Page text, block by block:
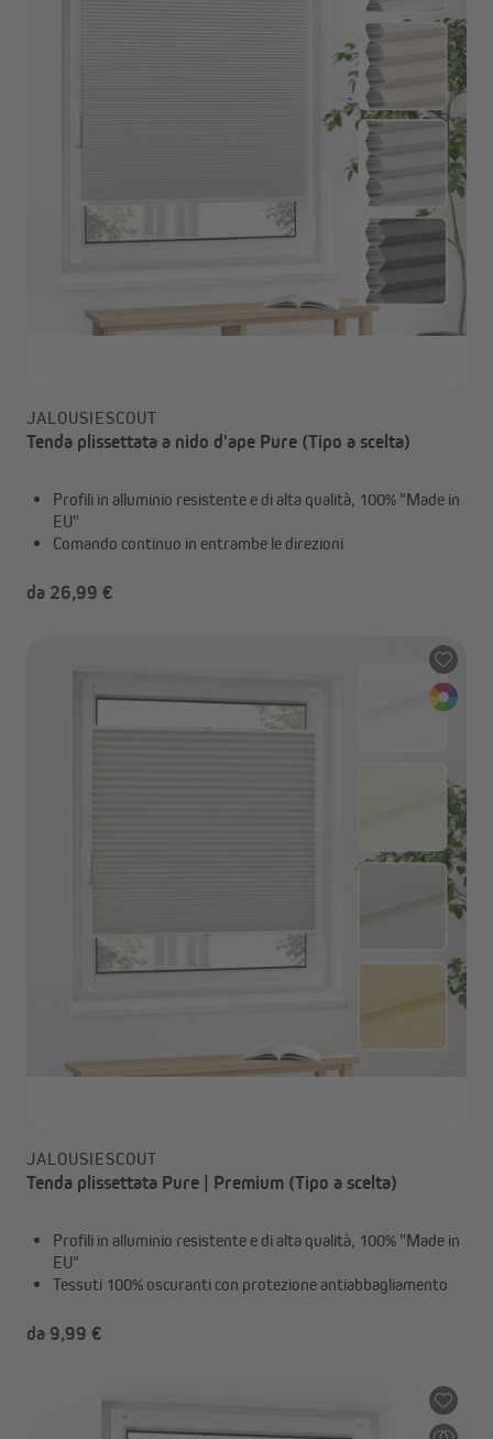
JALOUSIESCOUT
Tenda plissettata a nido d'ape Pure (Tipo a scelta)
Profili in alluminio resistente e di alta qualità, 100% "Made in
EU"
Comando continuo in entrambe le direzioni
da 26,99 €
JALOUSIESCOUT
Tenda plissettata Pure | Premium (Tipo a scelta)
Profili in alluminio resistente e di alta qualità, 100% "Made in
EU"
Tessuti 100% oscuranti con protezione antiabbagliamento
da 9,99 €